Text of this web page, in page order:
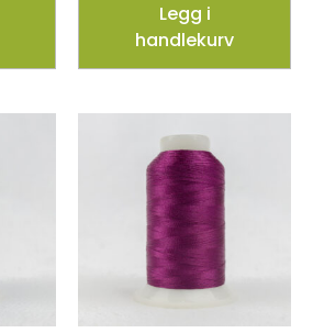
Legg i
handlekurv